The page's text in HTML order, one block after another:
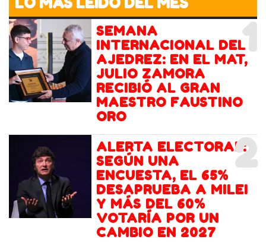
1
SEMANA
INTERNACIONAL DEL
AJEDREZ: EN EL MAT,
JULIO ZAMORA
RECIBIÓ AL GRAN
MAESTRO FAUSTINO
ORO
2
ALERTA ELECTORAL:
SEGÚN UNA
ENCUESTA, EL 65%
DESAPRUEBA A MILEI
Y MÁS DEL 60%
VOTARÍA POR UN
CAMBIO EN 2027